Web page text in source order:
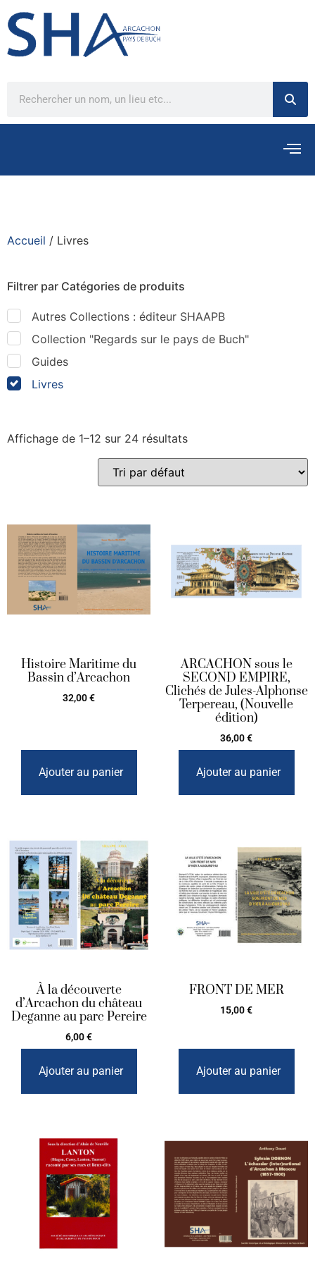
Accueil / Livres
Filtrer par Catégories de produits
Autres Collections : éditeur SHAAPB
Collection "Regards sur le pays de Buch"
Guides
Livres
Affichage de 1–12 sur 24 résultats
Histoire Maritime du
Bassin d’Arcachon
32,00€
Ajouter au panier
ARCACHON sous le
SECOND EMPIRE,
Clichés de Jules-Alphonse
Terpereau, (Nouvelle
édition)
36,00€
Ajouter au panier
À la découverte
d’Arcachon du château
Deganne au parc Pereire
6,00€
Ajouter au panier
FRONT DE MER
15,00€
Ajouter au panier